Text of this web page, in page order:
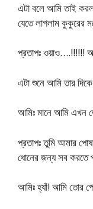
এটা বলে আমি তাই
যেতে লাগলাম কুকুরের
প্রতাপঃ ওয়াও….!!!!!!
এটা শুনে আমি তার
আমিঃ মানে আমি এখন
প্রতাপঃ তুমি আমার
ধোনের জন্য সব করতে
আমিঃ হ্যাঁ! আমি তোর